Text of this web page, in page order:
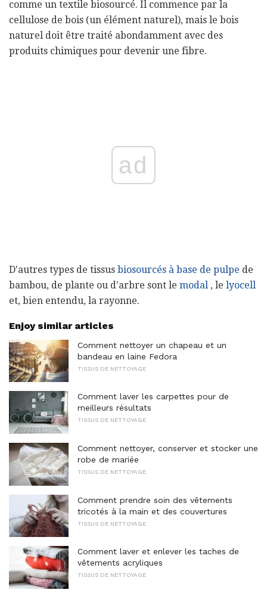
comme un textile biosourcé. Il commence par la
cellulose de bois (un élément naturel), mais le bois
naturel doit être traité abondamment avec des
produits chimiques pour devenir une fibre.
ad
D'autres types de tissus biosourcés à base de pulpe de
bambou, de plante ou d'arbre sont le modal , le lyocell
et, bien entendu, la rayonne.
Enjoy similar articles
Comment nettoyer un chapeau et un
bandeau en laine Fedora
TISSUS DE NETTOYAGE
Comment laver les carpettes pour de
meilleurs résultats
TISSUS DE NETTOYAGE
Comment nettoyer, conserver et stocker une
robe de mariée
TISSUS DE NETTOYAGE
Comment prendre soin des vêtements
tricotés à la main et des couvertures
TISSUS DE NETTOYAGE
Comment laver et enlever les taches de
vêtements acryliques
TISSUS DE NETTOYAGE